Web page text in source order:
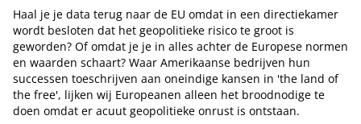
Haal je je data terug naar de EU omdat in een directiekamer
wordt besloten dat het geopolitieke risico te groot is
geworden? Of omdat je je in alles achter de Europese normen
en waarden schaart? Waar Amerikaanse bedrijven hun
successen toeschrijven aan oneindige kansen in 'the land of
the free', lijken wij Europeanen alleen het broodnodige te
doen omdat er acuut geopolitieke onrust is ontstaan.